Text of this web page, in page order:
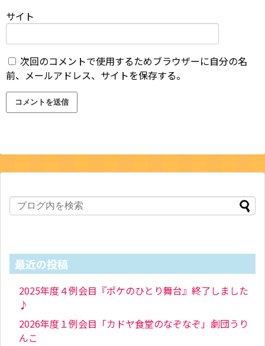
サイト
次回のコメントで使用するためブラウザーに自分の名
前、メールアドレス、サイトを保存する。
最近の投稿
2025年度４例会目『ポケのひとり舞台』終了しました
♪
2026年度１例会目「カドヤ食堂のなぞなぞ」劇団うり
んこ